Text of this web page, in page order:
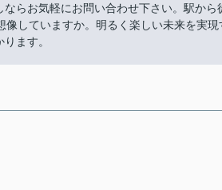
らお気軽にお問い合わせ下さい。駅から
していますか。明るく楽しい未来を実現
ます。